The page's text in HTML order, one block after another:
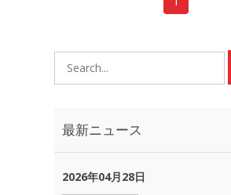
最新ニュース
2026年04月28日